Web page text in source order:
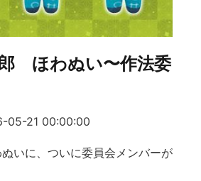
ほわぬい〜作法委
05-21 00:00:00
いに、ついに委員会メンバーが